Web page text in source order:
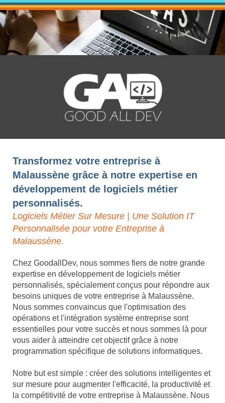
Transformez votre entreprise à
Malaussène grâce à notre expertise en
développement de logiciels métier
personnalisés.
Logiciels Métier Sur Mesure | Une Solution IT
Personnalisée pour votre Entreprise à
Malaussène.
Chez GoodallDev, nous sommes fiers de notre grande
expertise en développement de logiciels métier
personnalisés, spécialement conçus pour répondre aux
besoins uniques de votre entreprise à Malaussène.
Nous sommes convaincus que l'optimisation des
opérations et l'intégration système entreprise sont
essentielles pour votre succès et nous sommes là pour
vous aider à atteindre cet objectif grâce à notre
programmation spécifique de solutions informatiques.
Notre but est simple : créer des solutions intelligentes et
sur mesure pour augmenter l'efficacité, la productivité et
la compétitivité de votre entreprise à Malaussène. Nous